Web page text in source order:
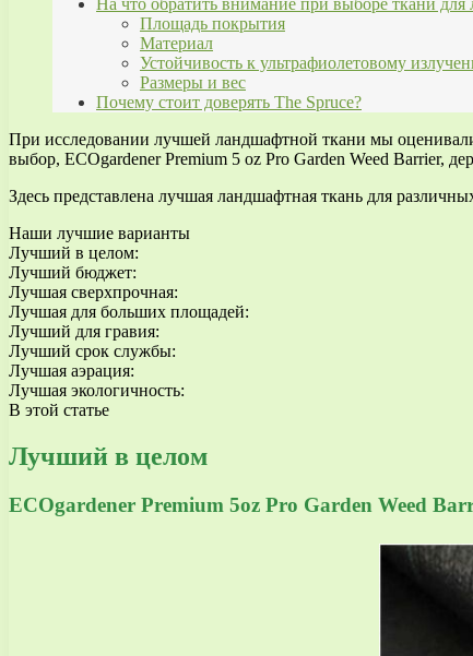
На что обратить внимание при выборе ткани для
Площадь покрытия
Материал
Устойчивость к ультрафиолетовому
Размеры и вес
Почему стоит доверять The Spruce?
При исследовании лучшей ландшафтной ткани мы
выбор, ECOgardener Premium 5 oz Pro Garden Weed Barrier,
Здесь представлена лучшая ландшафтная ткань для
Наши лучшие варианты
Лучший в целом:
Лучший бюджет:
Лучшая сверхпрочная:
Лучшая для больших площадей:
Лучший для гравия:
Лучший срок службы:
Лучшая аэрация:
Лучшая экологичность:
В этой статье
Лучший в целом
ECOgardener Premium 5oz Pro Garden Weed